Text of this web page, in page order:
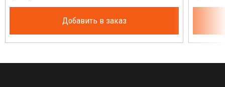
Добавить в заказ